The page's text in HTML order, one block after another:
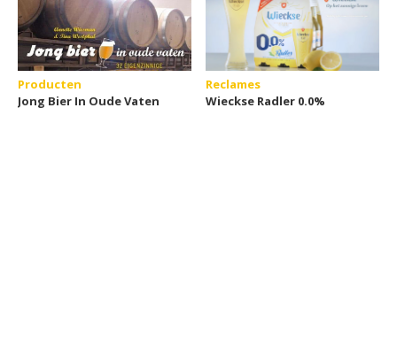
Producten
Jong Bier In Oude Vaten
Reclames
Wieckse Radler 0.0%